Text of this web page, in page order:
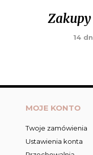
14
MOJE KONTO
Twoje zamówienia
Ustawienia konta